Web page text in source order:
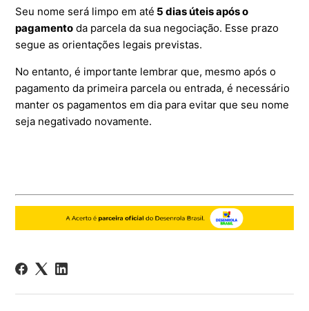
Seu nome será limpo em até 5 dias úteis após o
pagamento da parcela da sua negociação. Esse prazo
segue as orientações legais previstas.
No entanto, é importante lembrar que, mesmo após o
pagamento da primeira parcela ou entrada, é necessário
manter os pagamentos em dia para evitar que seu nome
seja negativado novamente.